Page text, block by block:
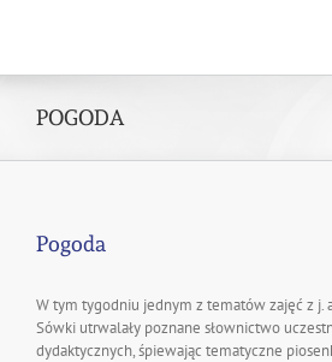
POGODA
Pogoda
W tym tygodniu jednym z tematów zajęć z j.
Sówki utrwalały poznane słownictwo
dydaktycznych, śpiewając tematyczne